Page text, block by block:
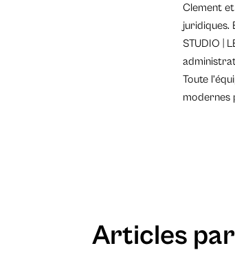
Clement
juridiques.
STUDIO |
Toute
modernes
Articles